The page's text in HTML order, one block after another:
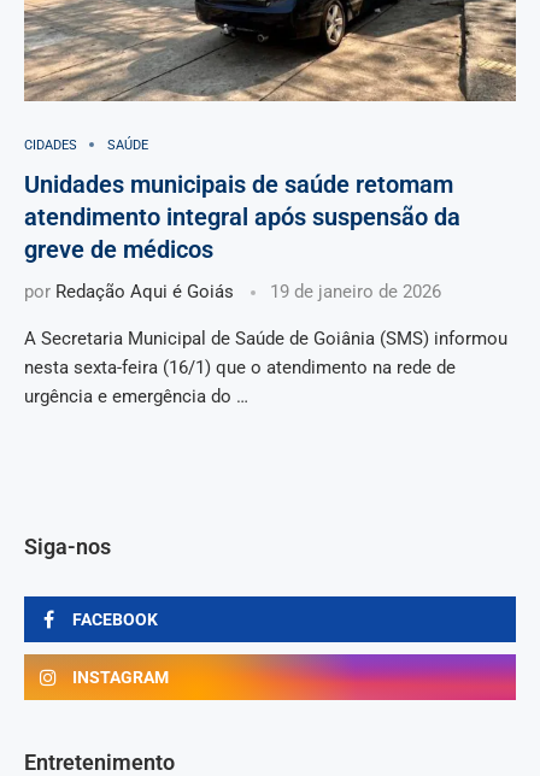
CIDADES SAÚDE
Unidades municipais de saúde retomam
atendimento integral após suspensão da
greve de médicos
por Redação Aqui é Goiás 19 de janeiro de 2026
A Secretaria Municipal de Saúde de Goiânia (SMS) informou
nesta sexta-feira (16/1) que o atendimento na rede de
urgência e emergência do …
Siga-nos
FACEBOOK
INSTAGRAM
Entretenimento